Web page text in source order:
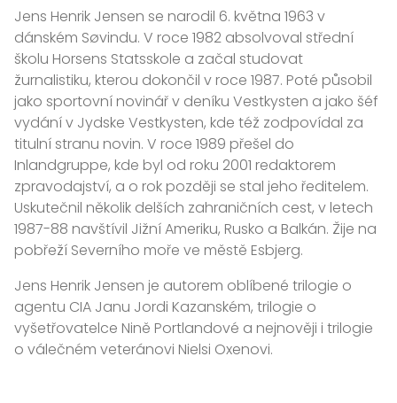
Jens Henrik Jensen se narodil 6. května 1963 v
dánském Søvindu. V roce 1982 absolvoval střední
školu Horsens Statsskole a začal studovat
žurnalistiku, kterou dokončil v roce 1987. Poté působil
jako sportovní novinář v deníku Vestkysten a jako šéf
vydání v Jydske Vestkysten, kde též zodpovídal za
titulní stranu novin. V roce 1989 přešel do
Inlandgruppe, kde byl od roku 2001 redaktorem
zpravodajství, a o rok později se stal jeho ředitelem.
Uskutečnil několik delších zahraničních cest, v letech
1987-88 navštívil Jižní Ameriku, Rusko a Balkán. Žije na
pobřeží Severního moře ve městě Esbjerg.
Jens Henrik Jensen je autorem oblíbené trilogie o
agentu CIA Janu Jordi Kazanském, trilogie o
vyšetřovatelce Nině Portlandové a nejnověji i trilogie
o válečném veteránovi Nielsi Oxenovi.